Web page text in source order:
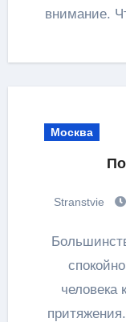
внимание.
Москва
Stranstvie
Большинство людей на планете "Земля"
человека